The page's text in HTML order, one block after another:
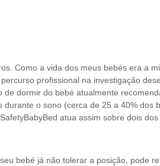
Como a vida dos meus bebés era a
profissional na investigação
dormir do bebé atualmente
o sono (cerca de 25 a 40% dos
atua assim sobre dois
bebé já não tolerar a posição, pode